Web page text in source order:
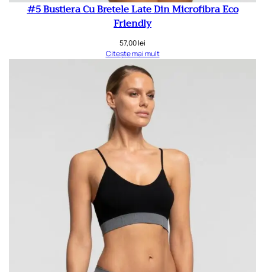
#5 Bustiera Cu Bretele Late Din Microfibra Eco
Friendly
57,00lei
Citește mai mult